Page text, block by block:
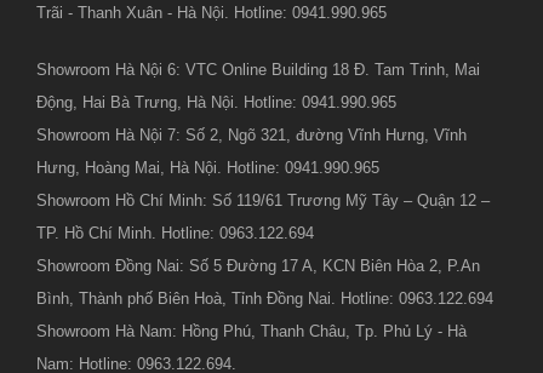
Trãi - Thanh Xuân - Hà Nội. Hotline: 0941.990.965
Showroom Hà Nội 6: VTC Online Building 18 Đ. Tam Trinh, Mai
Động, Hai Bà Trưng, Hà Nội. Hotline: 0941.990.965
Showroom Hà Nội 7: Số 2, Ngõ 321, đường Vĩnh Hưng, Vĩnh
Hưng, Hoàng Mai, Hà Nội. Hotline: 0941.990.965
Showroom Hồ Chí Minh: Số 119/61 Trương Mỹ Tây – Quận 12 –
TP. Hồ Chí Minh. Hotline: 0963.122.694
Showroom Đồng Nai: Số 5 Đường 17 A, KCN Biên Hòa 2, P.An
Bình, Thành phố Biên Hoà, Tỉnh Đồng Nai. Hotline: 0963.122.694
Showroom Hà Nam: Hồng Phú, Thanh Châu, Tp. Phủ Lý - Hà
Nam: Hotline: 0963.122.694.